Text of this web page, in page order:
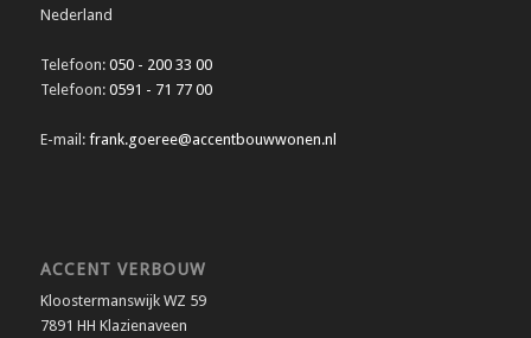
Nederland
Telefoon: 050 - 200 33 00
Telefoon: 0591 - 71 77 00
E-mail: frank.goeree@accentbouwwonen.nl
ACCENT VERBOUW
Kloostermanswijk WZ 59
7891 HH Klazienaveen